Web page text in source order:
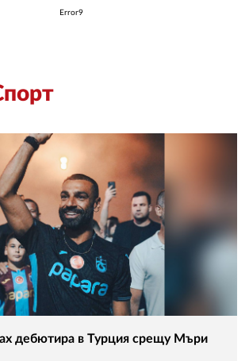
Error9
дебютира в Турция срещу Мъри